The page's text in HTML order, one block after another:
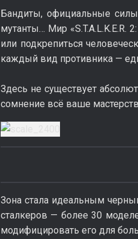
Бандиты, официальные
мутанты… Мир
или подкрепиться
каждый вид противника —
Здесь не существует
сомнение всё ваше
Зона стала идеальным
сталкеров — более 30
модифицировать его для